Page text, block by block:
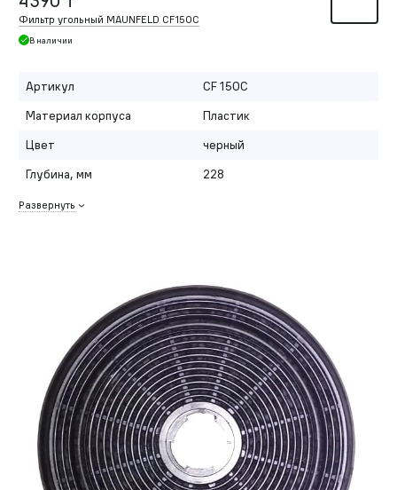
Фильтр угольный MAUNFELD CF150C
В наличии
Артикул
CF 150C
Материал корпуса
Пластик
Цвет
черный
Глубина, мм
228
Развернуть